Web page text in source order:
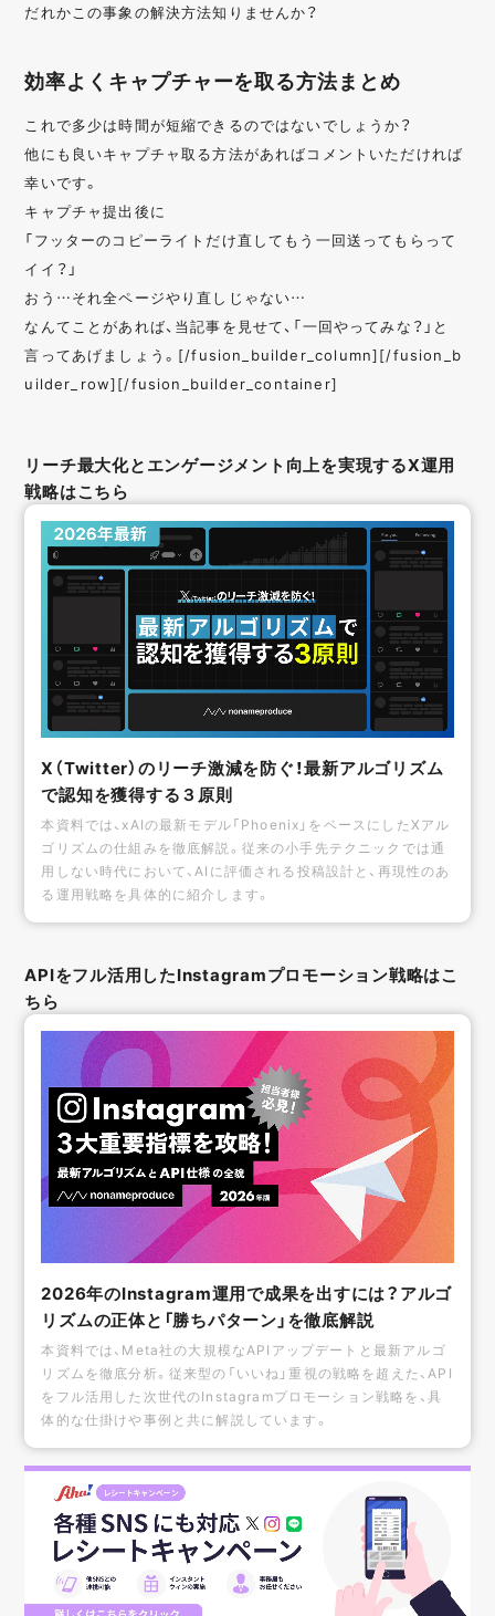
だれかこの事象の解決方法知りませんか？
効率よくキャプチャーを取る方法まとめ
これで多少は時間が短縮できるのではないでしょうか？
他にも良いキャプチャ取る方法があればコメントいただければ
幸いです。
キャプチャ提出後に
「フッターのコピーライトだけ直してもう一回送ってもらって
イイ？」
おう…それ全ページやり直しじゃない…
なんてことがあれば、当記事を見せて、「一回やってみな？」と
言ってあげましょう。[/fusion_builder_column][/fusion_b
uilder_row][/fusion_builder_container]
リーチ最大化とエンゲージメント向上を実現するX運用
戦略はこちら
X（Twitter）のリーチ激減を防ぐ！最新アルゴリズム
で認知を獲得する３原則
本資料では、xAIの最新モデル「Phoenix」をベースにしたXアル
ゴリズムの仕組みを徹底解説。従来の小手先テクニックでは通
用しない時代において、AIに評価される投稿設計と、再現性のあ
る運用戦略を具体的に紹介します。
APIをフル活用したInstagramプロモーション戦略はこ
ちら
2026年のInstagram運用で成果を出すには？アルゴ
リズムの正体と「勝ちパターン」を徹底解説
本資料では、Meta社の大規模なAPIアップデートと最新アルゴ
リズムを徹底分析。従来型の「いいね」重視の戦略を超えた、API
をフル活用した次世代のInstagramプロモーション戦略を、具
体的な仕掛けや事例と共に解説しています。